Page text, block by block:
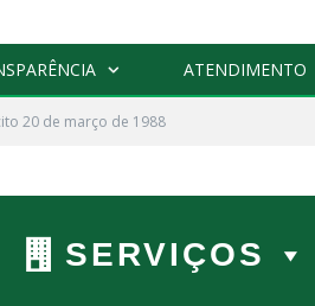
ATENDIMENTO
20 de março de 1988
SERVIÇOS